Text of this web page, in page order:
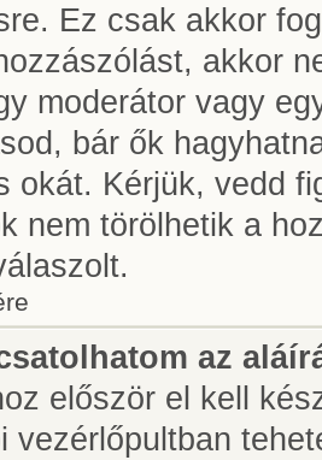
Ez csak akkor
akkor
moderátor vagy
bár ők
okát. Kérjük, vedd
nem törölhetik a
az
először el kell
vezérlőpultban